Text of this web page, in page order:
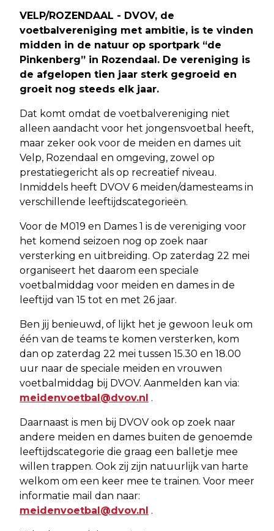
VELP/ROZENDAAL - DVOV, de
voetbalvereniging met ambitie, is te vinden
midden in de natuur op sportpark “de
Pinkenberg” in Rozendaal. De vereniging is
de afgelopen tien jaar sterk gegroeid en
groeit nog steeds elk jaar.
Dat komt omdat de voetbalvereniging niet
alleen aandacht voor het jongensvoetbal heeft,
maar zeker ook voor de meiden en dames uit
Velp, Rozendaal en omgeving, zowel op
prestatiegericht als op recreatief niveau.
Inmiddels heeft DVOV 6 meiden/damesteams in
verschillende leeftijdscategorieën.
Voor de M019 en Dames 1 is de vereniging voor
het komend seizoen nog op zoek naar
versterking en uitbreiding. Op zaterdag 22 mei
organiseert het daarom een speciale
voetbalmiddag voor meiden en dames in de
leeftijd van 15 tot en met 26 jaar.
Ben jij benieuwd, of lijkt het je gewoon leuk om
één van de teams te komen versterken, kom
dan op zaterdag 22 mei tussen 15.30 en 18.00
uur naar de speciale meiden en vrouwen
voetbalmiddag bij DVOV. Aanmelden kan via:
meidenvoetbal@dvov.nl .
Daarnaast is men bij DVOV ook op zoek naar
andere meiden en dames buiten de genoemde
leeftijdscategorie die graag een balletje mee
willen trappen. Ook zij zijn natuurlijk van harte
welkom om een keer mee te trainen. Voor meer
informatie mail dan naar:
meidenvoetbal@dvov.nl .